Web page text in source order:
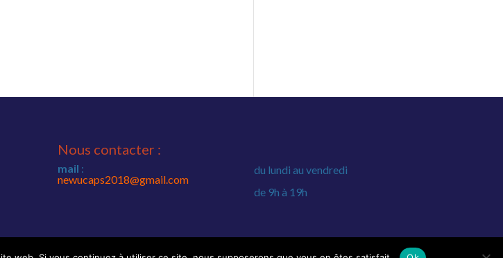
Nous contacter :
mail :
newucaps2018@gmail.com
du lundi au vendredi
de 9h à 19h